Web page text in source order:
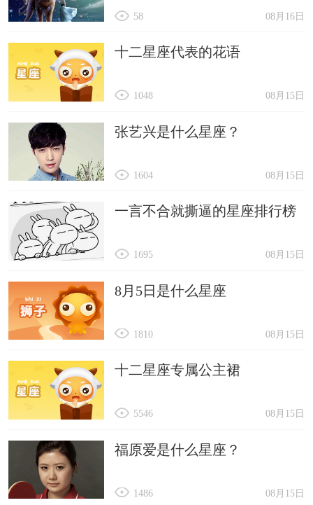
08月16日
58
十二星座代表的花语
08月15日
1048
张艺兴是什么星座？
08月15日
1604
一言不合就撕逼的星座排行榜
08月15日
1695
8月5日是什么星座
08月15日
1810
十二星座专属公主裙
08月15日
5546
福原爱是什么星座？
08月15日
1486